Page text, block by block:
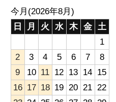
今月(2026年8月)
日
月 火 水 木 金 土
1
2
3 4 5 6 7
8
9
10 11 12 13 14 15
16 17 18 19 20 21 22